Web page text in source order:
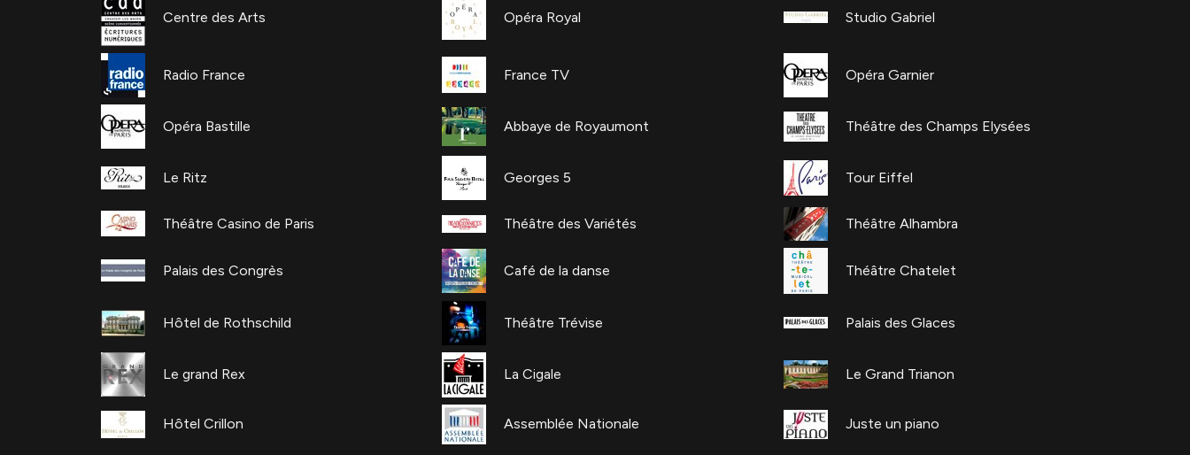
Centre des Arts Opéra Royal Studio Gabriel
Radio France France TV Opéra Garnier
Opéra Bastille Abbaye de Royaumont Théâtre des Champs Elysées
Le Ritz Georges 5 Tour Eiffel
Théâtre Casino de Paris Théâtre des Variétés Théâtre Alhambra
Palais des Congrès Café de la danse Théâtre Chatelet
Hôtel de Rothschild Théâtre Trévise Palais des Glaces
Le grand Rex La Cigale Le Grand Trianon
Hôtel Crillon Assemblée Nationale Juste un piano